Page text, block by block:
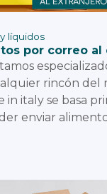
líquidos
por correo al
rincón del
in italy se basa
enviar